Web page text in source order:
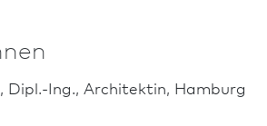
Dipl.-Ing., Architekt­in, Hamburg